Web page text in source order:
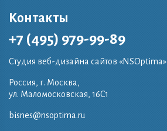
Контакты
+7 (495) 979-99-89
Студия веб-дизайна сайтов «NSOptima»
Россия, г. Москва,
ул. Маломосковская, 16C1
bisnes@nsoptima.ru